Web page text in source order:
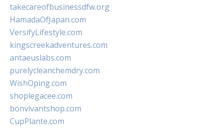
takecareofbusinessdfw.org
HamadaOfJapan.com
VersifyLifestyle.com
kingscreekadventures.com
antaeuslabs.com
purelycleanchemdry.com
WishOping.com
shoplegacee.com
bonvivantshop.com
CupPlante.com